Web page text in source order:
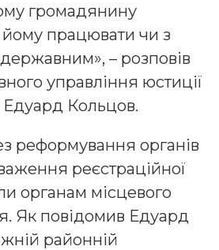
громадянину
працювати чи з
– розповів
управління юстиції
Кольцов.
реформування органів
реєстраційної
органам місцевого
Як повідомив Едуард
районній